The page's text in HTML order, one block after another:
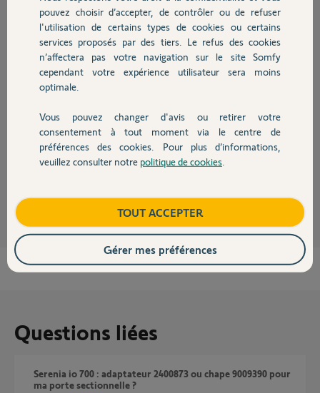
Autres produits
Devis avec un pro
Contact
Participer au fil de discussion
Réponses
Les tests ont-ils durés plus de 10 cycles qui auraient pu enclencher la
sécu thermique ?
Bonne soirée
Questions liées
Serenia io 700 : adaptateur 2400873 ou chape 9009390 pour
ma porte sectionnelle ?
pouvez choisir d’accepter, de contrôler ou de refuser
l'utilisation de certains types de cookies ou certains
services proposés par des tiers. Le refus des cookies
n’affectera pas votre navigation sur le site Somfy
cependant votre expérience utilisateur sera moins
optimale.
Vous pouvez changer d'avis ou retirer votre
consentement à tout moment via le centre de
préférences des cookies. Pour plus d’informations,
veuillez consulter notre politique de cookies
TOUT ACCEPTER
Gérer mes préférences